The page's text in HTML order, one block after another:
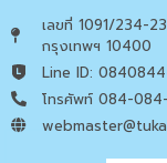
เลขที่ 1091/234-
กรุงเทพฯ 10400
Line ID:
โทรศัพท์ 084-